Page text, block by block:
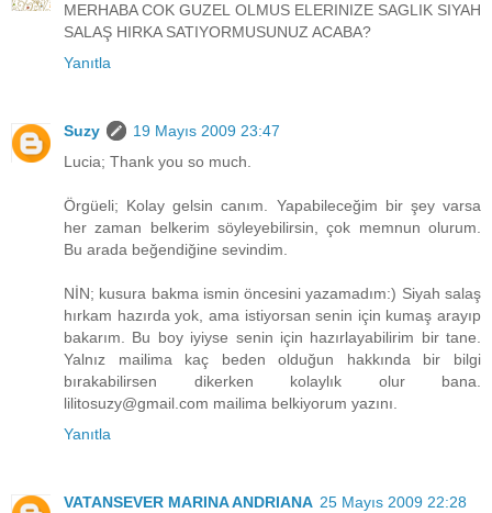
MERHABA COK GUZEL OLMUS ELERINIZE SAGLIK SIYAH
SALAŞ HIRKA SATIYORMUSUNUZ ACABA?
Yanıtla
Suzy
19 Mayıs 2009 23:47
Lucia; Thank you so much.
Örgüeli; Kolay gelsin canım. Yapabileceğim bir şey varsa
her zaman belkerim söyleyebilirsin, çok memnun olurum.
Bu arada beğendiğine sevindim.
NİN; kusura bakma ismin öncesini yazamadım:) Siyah salaş
hırkam hazırda yok, ama istiyorsan senin için kumaş arayıp
bakarım. Bu boy iyiyse senin için hazırlayabilirim bir tane.
Yalnız mailima kaç beden olduğun hakkında bir bilgi
bırakabilirsen dikerken kolaylık olur bana.
lilitosuzy@gmail.com mailima belkiyorum yazını.
Yanıtla
VATANSEVER MARINA ANDRIANA 25 Mayıs 2009 22:28